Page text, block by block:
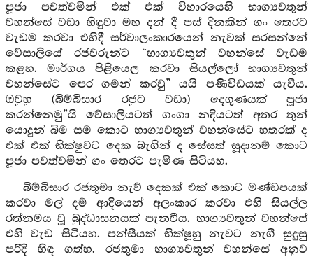
පූජා පවත්වමින් එක් එක් විහාරයෙහි භාග්‍යවතුන්
වහන්සේ වඩා හිඳුවා මහ දන් දී පස් දිනකින් ගං තෙරට
වැඩම කරවා එහිදී සර්වාලංකාරයෙන් නැවක් සරසන්නේ
වේසාලියේ රජවරුන්ට “භාග්‍යවතුන් වහන්සේ වැඩම
කළහ. මාර්ගය පිළියෙල කරවා සියල්ලෝ භාග්‍යවතුන්
වහන්සේට පෙර ගමන් කරවු” යයි පණිවිඩයක් යැවීය.
ඔවුහු (බිම්බිසාර රජුට වඩා) දෙගුණයක් පූජා
කරන්නෙමු”යි වේසාලියටත් ගංගා නදියටත් අතර තුන්
යොදුන් බිම සම කොට භාග්‍යවතුන් වහන්සේට හතරක් ද
එක් එක් භික්ෂුවට දෙක බැගින් ද සේසත් සූදානම් කොට
පූජා පවත්වමින් ගං තෙරට පැමිණ සිටියහ.
බිම්බිසාර රජතුමා නැව් දෙකක් එක් කොට මණ්ඩපයක්
කරවා මල් දම් ආදියෙන් අලංකාර කරවා එහි සියල්ල
රත්නමය වූ බුද්ධාසනයක් පැනවීය. භාග්‍යවතුන් වහන්සේ
එහි වැඩ සිටියහ. පන්සීයක් භික්ෂූහු නැවට නැගී සුදුසු
පරිදි හිඳ ගත්හ. රජතුමා භාග්‍යවතුන් වහන්සේ අනුව